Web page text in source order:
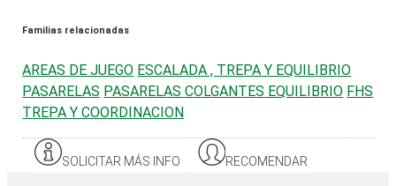
Familias relacionadas
AREAS DE JUEGO ESCALADA , TREPA Y EQUILIBRIO
PASARELAS PASARELAS COLGANTES EQUILIBRIO FHS
TREPA Y COORDINACION
SOLICITAR MÁS INFO RECOMENDAR